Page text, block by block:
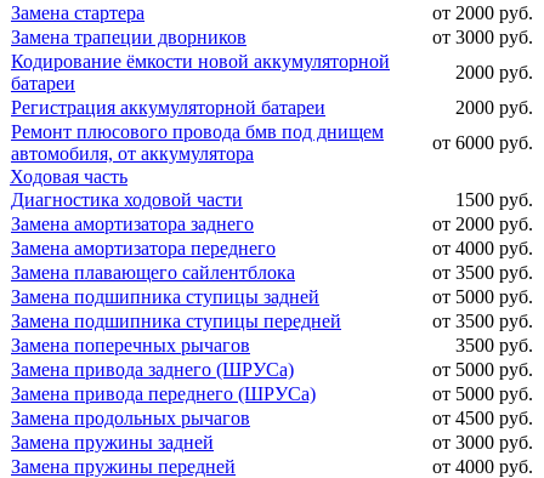
Замена стартера
от 2000 руб.
Замена трапеции дворников
от 3000 руб.
Кодирование ёмкости новой аккумуляторной
батареи
2000 руб.
Регистрация аккумуляторной батареи
2000 руб.
Ремонт плюсового провода бмв под днищем
автомобиля, от аккумулятора
от 6000 руб.
Ходовая часть
Диагностика ходовой части
1500 руб.
Замена амортизатора заднего
от 2000 руб.
Замена амортизатора переднего
от 4000 руб.
Замена плавающего сайлентблока
от 3500 руб.
Замена подшипника ступицы задней
от 5000 руб.
Замена подшипника ступицы передней
от 3500 руб.
Замена поперечных рычагов
3500 руб.
Замена привода заднего (ШРУСа)
от 5000 руб.
Замена привода переднего (ШРУСа)
от 5000 руб.
Замена продольных рычагов
от 4500 руб.
Замена пружины задней
от 3000 руб.
Замена пружины передней
от 4000 руб.